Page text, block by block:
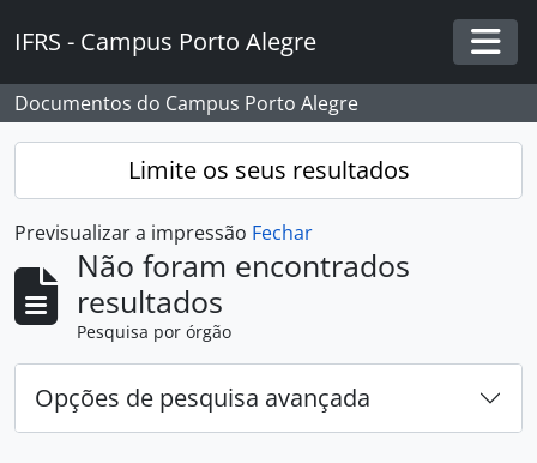
IFRS - Campus Porto Alegre
Documentos do Campus Porto Alegre
Limite os seus resultados
Previsualizar a impressão Fechar
Não foram encontrados
resultados
Pesquisa por órgão
Opções de pesquisa avançada